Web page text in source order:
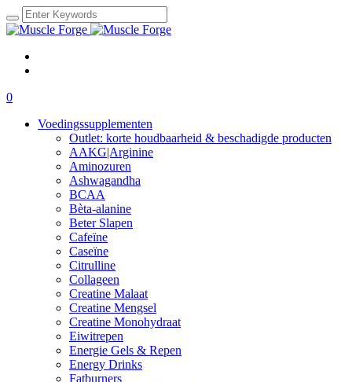
0
Voedingssupplementen
Outlet: korte houdbaarheid & beschadigde producten
AAKG|Arginine
Aminozuren
Ashwagandha
BCAA
Bèta-alanine
Beter Slapen
Cafeïne
Caseïne
Citrulline
Collageen
Creatine Malaat
Creatine Mengsel
Creatine Monohydraat
Eiwitrepen
Energie Gels & Repen
Energy Drinks
Fatburners